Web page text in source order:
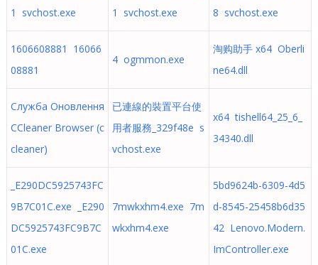
1 svchost.exe
1 svchost.exe
8 svchost.exe
1606608881 16066
08881
4 ogmmon.exe
淘购助手 x64 Oberli
ne64.dll
Служба Оновлення
CCleaner Browser (c
cleaner)
已連線的裝置平台使
用者服務_329f48e s
vchost.exe
x64 tishell64_25_6_
34340.dll
_E290DC5925743FC
9B7C01C.exe _E290
DC5925743FC9B7C
01C.exe
7mwkxhm4.exe 7m
wkxhm4.exe
5bd9624b-6309-4d5
d-8545-25458b6d35
42 Lenovo.Modern.
ImController.exe